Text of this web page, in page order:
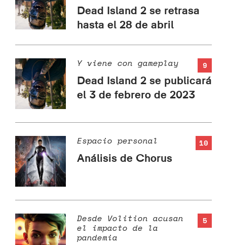
Dead Island 2 se retrasa
hasta el 28 de abril
9
Y viene con gameplay
Dead Island 2 se publicará
el 3 de febrero de 2023
10
Espacio personal
Análisis de Chorus
5
Desde Volition acusan
el impacto de la
pandemia